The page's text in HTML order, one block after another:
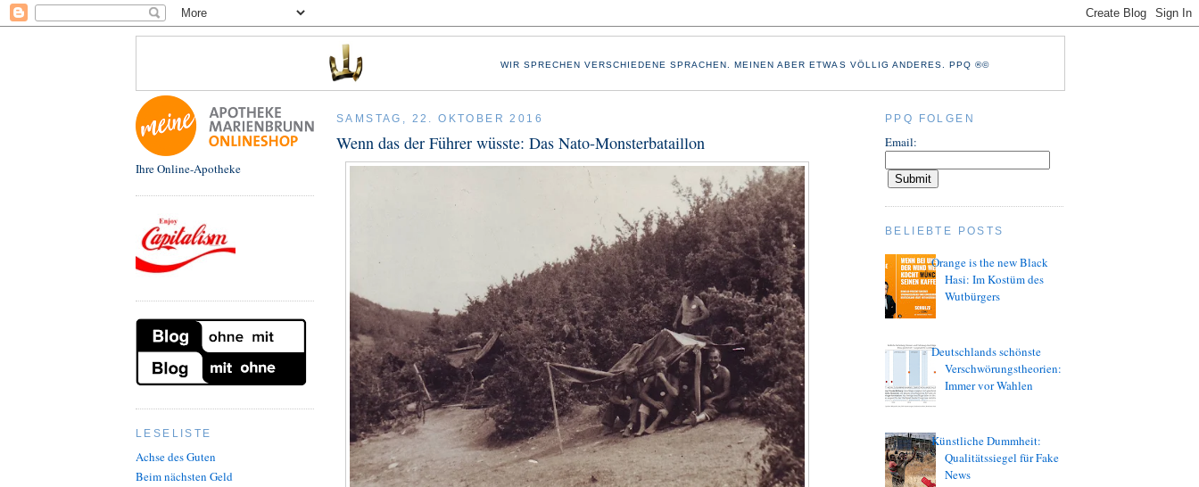
WIR SPRECHEN VERSCHIEDENE SPRACHEN. MEINEN ABER ETWAS VÖLLIG ANDERES. PPQ ®©
Ihre Online-Apotheke
LESELISTE
Achse des Guten
Beim nächsten Geld
SAMSTAG, 22. OKTOBER 2016
Wenn das der Führer wüsste: Das Nato-Monsterbataillon
PPQ FOLGEN
Email:
BELIEBTE POSTS
Orange is the new Black
Hasi: Im Kostüm des
Wutbürgers
Deutschlands schönste
Verschwörungstheorien:
Immer vor Wahlen
Künstliche Dummheit:
Qualitätssiegel für Fake
News